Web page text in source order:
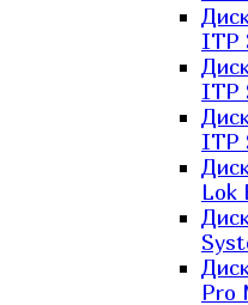
ITP
ITP
ITP
Lok
Pro